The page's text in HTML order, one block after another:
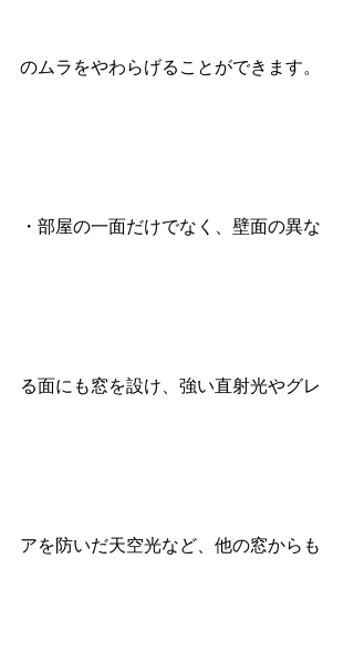
のムラをやわらげることができます。
・部屋の一面だけでなく、壁面の異な
る面にも窓を設け、強い直射光やグレ
アを防いだ天空光など、他の窓からも